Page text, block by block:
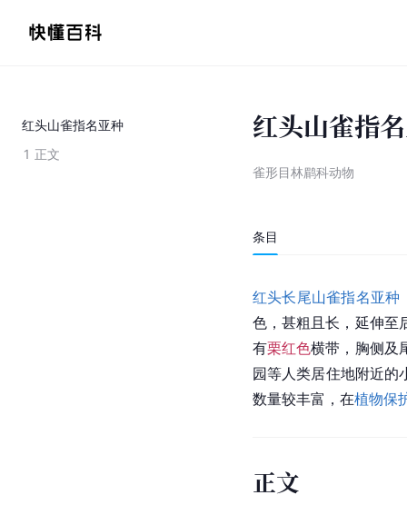
红头山雀指名亚种
1 正文
红头山雀指
雀形目林鹛科动物
条目
红头长尾山雀指名亚种
色，甚粗且长，延伸至
有栗红色横带，胸侧及
园等人类居住地附近的
数量较丰富，在植物保
正文